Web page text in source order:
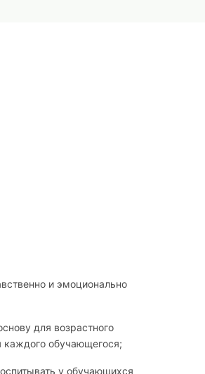
и эмоционально
для возрастного
каждого обучающегося;
у обучающихся